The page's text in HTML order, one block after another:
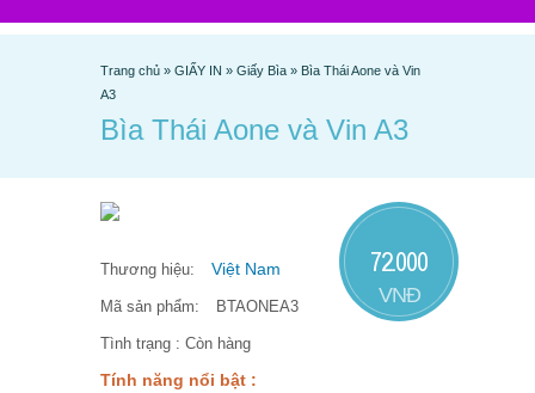
Trang chủ » GIẤY IN » Giấy Bìa » Bìa Thái Aone và Vin
A3
Bìa Thái Aone và Vin A3
72.000
VNĐ
Thương hiệu: Việt Nam
Mã sản phẩm: BTAONEA3
Tình trạng : Còn hàng
Tính năng nổi bật :